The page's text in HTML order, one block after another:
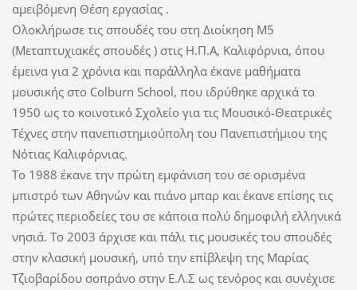
αμειβόμενη Θέση εργασίας .
Ολοκλήρωσε τις σπουδές του στη Διοίκηση Μ5
(Μεταπτυχιακές σπουδές ) στις Η.Π.Α, Καλιφόρνια, όπου
έμεινα για 2 χρόνια και παράλληλα έκανε μαθήματα
μουσικής στο Colburn School, που ιδρύθηκε αρχικά το
1950 ως το κοινοτικό Σχολείο για τις Μουσικό-Θεατρικές
Τέχνες στην πανεπιστημιούπολη του Πανεπιστήμιου της
Νότιας Καλιφόρνιας.
Το 1988 έκανε την πρώτη εμφάνιση του σε ορισμένα
μπιστρό των Αθηνών και πιάνο μπαρ και έκανε επίσης τις
πρώτες περιοδείες του σε κάποια πολύ δημοφιλή ελληνικά
νησιά. Το 2003 άρχισε και πάλι τις μουσικές του σπουδές
στην κλασική μουσική, υπό την επίβλεψη της Μαρίας
Τζιοβαρίδου σοπράνο στην Ε.Λ.Σ ως τενόρος και συνέχισε